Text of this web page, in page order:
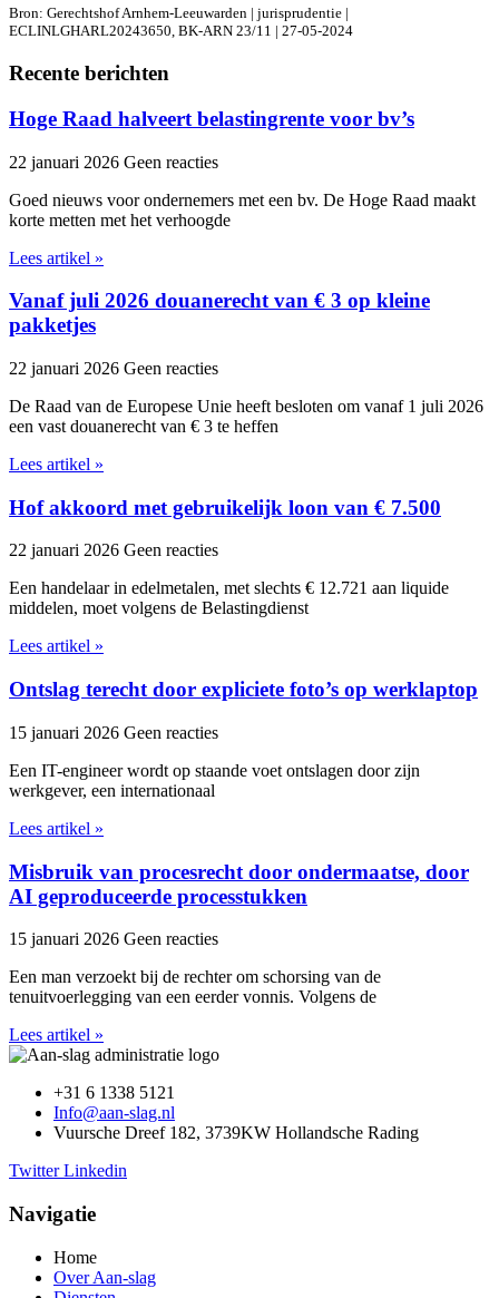
Bron: Gerechtshof Arnhem-Leeuwarden | jurisprudentie |
ECLINLGHARL20243650, BK-ARN 23/11 | 27-05-2024
Recente berichten
Hoge Raad halveert belastingrente voor bv’s
22 januari 2026 Geen reacties
Goed nieuws voor ondernemers met een bv. De Hoge Raad maakt
korte metten met het verhoogde
Lees artikel »
Vanaf juli 2026 douanerecht van € 3 op kleine
pakketjes
22 januari 2026 Geen reacties
De Raad van de Europese Unie heeft besloten om vanaf 1 juli 2026
een vast douanerecht van € 3 te heffen
Lees artikel »
Hof akkoord met gebruikelijk loon van € 7.500
22 januari 2026 Geen reacties
Een handelaar in edelmetalen, met slechts € 12.721 aan liquide
middelen, moet volgens de Belastingdienst
Lees artikel »
Ontslag terecht door expliciete foto’s op werklaptop
15 januari 2026 Geen reacties
Een IT-engineer wordt op staande voet ontslagen door zijn
werkgever, een internationaal
Lees artikel »
Misbruik van procesrecht door ondermaatse, door
AI geproduceerde processtukken
15 januari 2026 Geen reacties
Een man verzoekt bij de rechter om schorsing van de
tenuitvoerlegging van een eerder vonnis. Volgens de
Lees artikel »
+31 6 1338 5121
Info@aan-slag.nl
Vuursche Dreef 182, 3739KW Hollandsche Rading
Twitter Linkedin
Navigatie
Home
Over Aan-slag